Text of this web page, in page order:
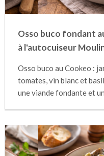
Osso buco fondant
à l'autocuiseur
Osso buco au Cookeo :
tomates, vin blanc et
une viande fondante et